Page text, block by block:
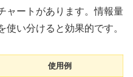
ャートがあります。情報量
い分けると効果的です。
使用例